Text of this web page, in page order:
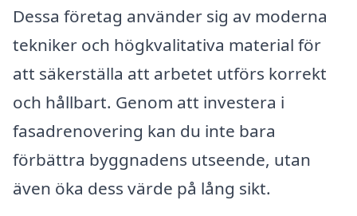
Dessa företag använder sig av moderna
tekniker och högkvalitativa material för
att säkerställa att arbetet utförs korrekt
och hållbart. Genom att investera i
fasadrenovering kan du inte bara
förbättra byggnadens utseende, utan
även öka dess värde på lång sikt.